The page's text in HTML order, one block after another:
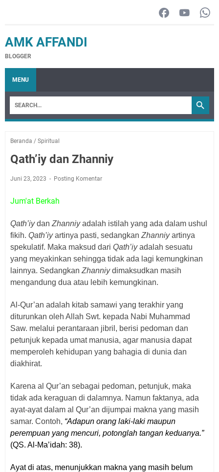
AMK AFFANDI
BLOGGER
MENU
Beranda / Spiritual
Qath’iy dan Zhanniy
Juni 23, 2023 Posting Komentar
Jum'at Berkah
Qath’iydan Zhanniyadalah istilah yang ada dalam ushul
fikih. Qath’iyartinya pasti, sedangkan Zhanniyartinya
spekulatif. Maka maksud dari Qath’iyadalah sesuatu
yang meyakinkan sehingga tidak ada lagi kemungkinan
lainnya. Sedangkan Zhanniydimaksudkan masih
mengandung dua atau lebih kemungkinan.
Al-Qur’an adalah kitab samawi yang terakhir yang
diturunkan oleh Allah Swt. kepada Nabi Muhammad
Saw. melalui perantaraan jibril, berisi pedoman dan
petunjuk kepada umat manusia, agar manusia dapat
memperoleh kehidupan yang bahagia di dunia dan
diakhirat.
Karena al Qur’an sebagai pedoman, petunjuk, maka
tidak ada keraguan di dalamnya. Namun faktanya, ada
ayat-ayat dalam al Qur’an dijumpai makna yang masih
samar. Contoh, “Adapun orang laki-laki maupun
perempuan yang mencuri, potonglah tangan keduanya.”
(QS. Al-Ma’idah: 38).
Ayat di atas, menunjukkan makna yang masih belum